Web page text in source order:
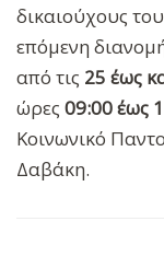
δικαιούχους
επόμενη
από τις 25 έως
ώρες 09:00 έως
Κοινωνικό
Δαβάκη.